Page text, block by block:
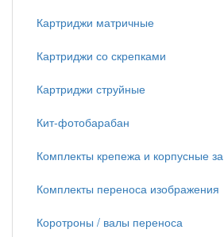
Картриджи матричные
Картриджи со скрепками
Картриджи струйные
Кит-фотобарабан
Комплекты крепежа и корпусные за
Комплекты переноса изображения
Коротроны / валы переноса